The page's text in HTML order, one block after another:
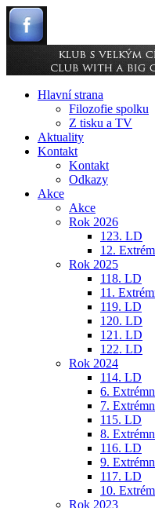
Hlavní strana
Filozofie spolku
Z tisku a TV
Aktuality
Kontakt
Kontakt
Odkazy
Akce
Akce
Rok 2026
123. LD
12.
Rok 2025
118. LD
11.
119. LD
120. LD
121. LD
122. LD
Rok 2024
114. LD
6.
7.
115. LD
8.
116. LD
9.
117. LD
10.
Rok 2023